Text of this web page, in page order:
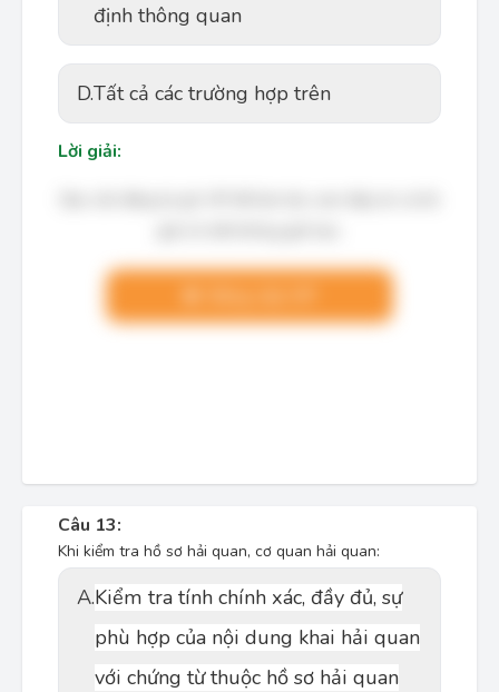
định thông quan
D.Tất cả các trường hợp trên
Lời giải:
Câu 13:
Khi kiểm tra hồ sơ hải quan, cơ quan hải quan:
A.Kiểm tra tính chính xác, đầy đủ, sự
phù hợp của nội dung khai hải quan
với chứng từ thuộc hồ sơ hải quan